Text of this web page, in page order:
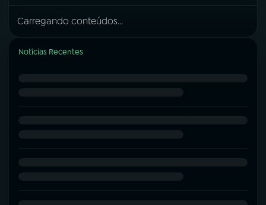
Carregando conteúdos...
Notícias Recentes